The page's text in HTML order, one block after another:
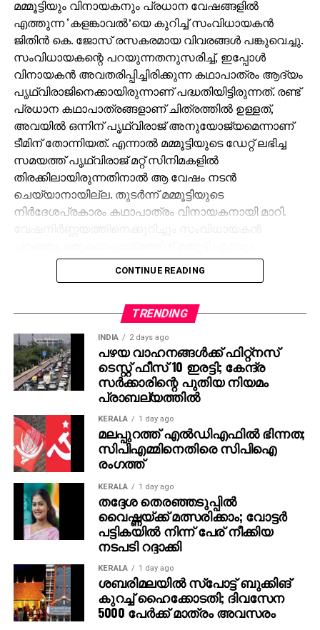
മമ്മൂട്ടിയും വിനായകനും പ്രധാന വേഷങ്ങളില്‍
എത്തുന്ന ‘കളങ്കാവല്‍’യെ കുറിച്ച് സംവിധായകന്‍
ജിതിന്‍ കെ. ജോസ് രസകരമായ വിവരങ്ങള്‍ പങ്കുവെച്ചു.
സംവിധായകന്റെ പറയുന്നതനുസരിച്ച്, ഇപ്പോള്‍
വിനായകന്‍ അവതരിപ്പിച്ചിരിക്കുന്ന കഥാപാത്രം ആദ്യം
പൃഥ്വിരാജിനെക്കായിരുന്നാണ് പദ്ധതിയിട്ടിരുന്നത്. രണ്ട്
പ്രധാന കഥാപാത്രങ്ങളാണ് ചിത്രത്തില്‍ ഉള്ളത്,
അവയില്‍ ഒന്നിന് പൃഥ്വിരാജ് അനുയോജ്യമെന്നാണ്
ടീമിന് തോന്നിയത്. എന്നാല്‍ മമ്മൂട്ടിയുടെ ഡേറ്റ് ലഭിച്ച
സമയത്ത് പൃഥ്വിരാജ് മറ്റ് സിനിമകളില്‍
തിരക്കിലായിരുന്നതിനാല്‍ ആ വേഷം നടന്‍
ചെയ്യാനായില്ല. തുടര്‍ന്ന് മമ്മൂട്ടിയുടെ
നിര്‍ദേശപ്രകാരം കഥാപാത്രം വിനായകനായി മാറി.
അനുയോജ്യനാണെന്ന് തോന്നിയതിനാല്‍
എക്‌സിക്യൂട്ടീവ് പ്രൊഡ്യൂസര്‍ വിവേക് ദാമോദരന്‍
തങ്ങള്‍ക്ക് മനസ്സിലുണ്ടായിരുന്നതുപോലെ തന്നെയാണ്
പൃഥ്വിരാജും ആ വേഷം മമ്മൂക്ക ചെയ്യണം എന്ന്
നിര്‍ദേശിച്ചതെന്നും അദ്ദേഹം വെളിപ്പെടുത്തി. ജിതിന്‍
കെ. ജോസ് പറഞ്ഞു പോലെ, വിനായകന്‍ അവതരിപ്പിച്ച
വേഷം തന്നെയാണ് ആദ്യം പൃഥ്വിരാജിന്
പരിഗണിച്ചത്. മമ്മൂട്ടി കമ്പനി നിര്‍മിച്ച ‘കളങ്കാവല്‍’
നവംബര്‍ 27ന് തീയേറ്ററുകളില്‍ റിലീസ് ചെയ്യും.
CONTINUE READING
TRENDING
INDIA 2 days ago
പഴയ വാഹനങ്ങള്‍ക്ക് ഫിറ്റ്‌നസ്
ടെസ്റ്റ് ഫീസ് 10 ഇരട്ടി; കേന്ദ്ര
സര്‍ക്കാരിന്റെ പുതിയ നിയമം
പ്രാബല്യത്തില്‍
KERALA 1 day ago
മലപ്പുറത്ത് എല്‍ഡിഎഫില്‍ ഭിന്നത;
സിപിഎമ്മിനെതിരെ സിപിഐ
രംഗത്ത്
KERALA 1 day ago
തദ്ദേശ തെരഞ്ഞടുപ്പില്‍
വൈഷ്ണയ്ക്ക് മത്സരിക്കാം; വോട്ടര്‍
പട്ടികയില്‍ നിന്ന് പേര് നീക്കിയ
നടപടി റദ്ദാക്കി
KERALA 1 day ago
ശബരിമലയില്‍ സ്‌പോട്ട് ബുക്കിങ്
കുറച്ച് ഹൈക്കോടതി; ദിവസേന
5000 പേര്‍ക്ക് മാത്രം അവസരം